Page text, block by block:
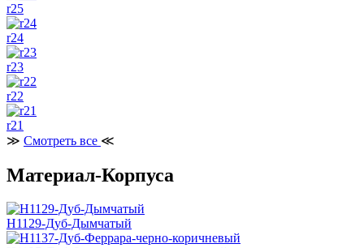
r25
r24
r23
r22
r21
≫ Смотреть все ≪
Материал-Корпуса
H1129-Дуб-Дымчатый